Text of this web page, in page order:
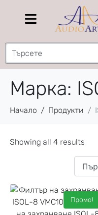
Марка:
Начало Продукти
Showing all 4 results
Промо!